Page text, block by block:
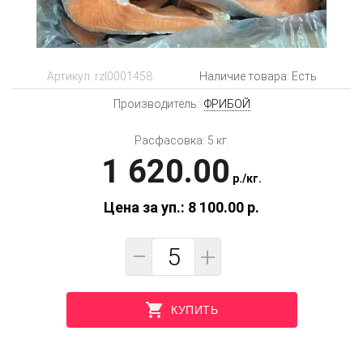
Артикул: rzl0001458 Наличие товара: Есть
Производитель: ФРИБОЙ
Расфасовка: 5 кг.
1 620.00 p./кг.
Цена за уп.: 8 100.00 p.
− +
КУПИТЬ